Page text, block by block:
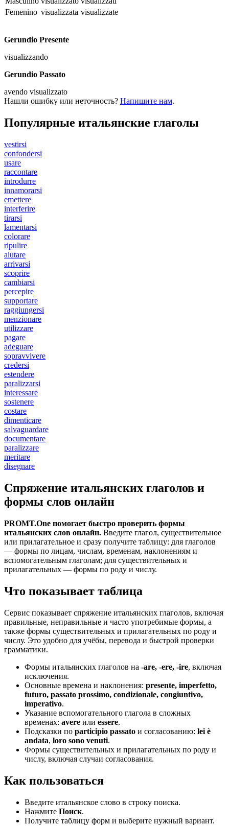
Femenino visualizzata visualizzate
Gerundio Presente
visualizzando
Gerundio Passato
avendo visualizzato
Нашли ошибку или неточность? Напишите нам.
Популярные итальянские глаголы
vestirsi
confondersi
usare
raccontare
introdurre
innamorarsi
emettere
interferire
tirarsi
lamentarsi
colorare
ripulire
aiutare
arrivarsi
scoprire
cambiarsi
percepire
supportare
raggiungersi
menzionare
utilizzare
pagare
adeguare
sopravvivere
credersi
estendere
paralizzarsi
interessare
sostenere
costare
dimenticare
salvaguardare
documentare
paralizzare
meritare
disegnare
Спряжение итальянских глаголов и
формы слов онлайн
PROMT.One помогает быстро проверить формы
итальянских слов онлайн. Введите глагол, существительное
или прилагательное и сразу получите таблицу: для глаголов
— формы по лицам, числам, временам, наклонениям и
вспомогательным глаголам; для существительных и
прилагательных — формы по роду и числу.
Что показывает таблица
Сервис показывает спряжение итальянских глаголов, включая
правильные, неправильные и часто употребимые формы, а
также формы существительных и прилагательных по роду и
числу. Это удобно для учёбы, перевода и быстрой проверки
грамматики.
Формы итальянских глаголов на -are, -ere, -ire, включая
исключения.
Основные времена и наклонения: presente, imperfetto,
futuro, passato prossimo, condizionale, congiuntivo,
imperativo.
Указание вспомогательного глагола в сложных
временах: avere или essere.
Подсказки по participio passato и согласованию: lei è
andata, loro sono venuti.
Формы существительных и прилагательных по роду и
числу, включая случаи согласования.
Как пользоваться
Введите итальянское слово в строку поиска.
Нажмите Поиск.
Получите таблицу форм и выберите нужный вариант.